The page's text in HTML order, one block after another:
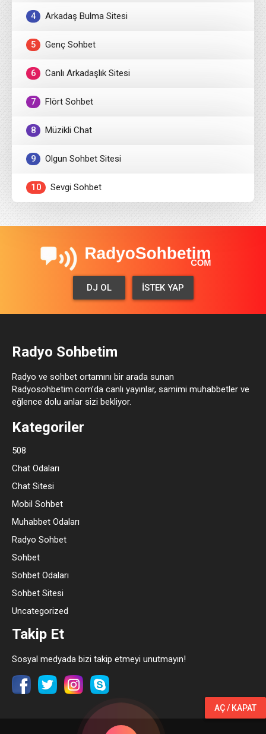
4 Arkadaş Bulma Sitesi
5 Genç Sohbet
6 Canlı Arkadaşlık Sitesi
7 Flört Sohbet
8 Müzikli Chat
9 Olgun Sohbet Sitesi
10 Sevgi Sohbet
DJ OL İSTEK YAP
Radyo Sohbetim
Radyo ve sohbet ortamını bir arada sunan
Radyosohbetim.com’da canlı yayınlar, samimi muhabbetler ve
eğlence dolu anlar sizi bekliyor.
Kategoriler
508
Chat Odaları
Chat Sitesi
Mobil Sohbet
Muhabbet Odaları
Radyo Sohbet
Sohbet
Sohbet Odaları
Sohbet Sitesi
Uncategorized
Takip Et
Sosyal medyada bizi takip etmeyi unutmayın!
AÇ / KAPAT